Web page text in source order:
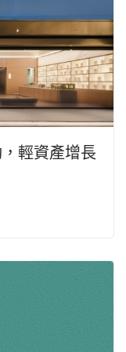
輕資產增長